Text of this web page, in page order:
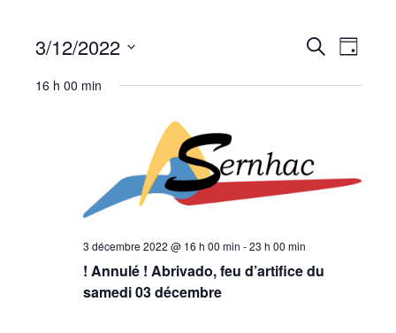
vues
Recherche
Jour
3/12/2022
16 h 00 min
3 décembre 2022 @ 16 h 00 min -23 h 00 min
! Annulé ! Abrivado, feu d’artifice du
samedi 03 décembre